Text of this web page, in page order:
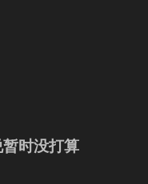
暂时没打算